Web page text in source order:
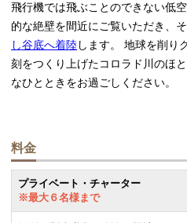
飛行機では飛ぶことのできない低
的な絶壁を間近にご覧いただき、
し谷底へ着陸します。 地球を削り
刻をつくり上げたコロラド川のほ
なひとときをお過ごしください。
グランドキャニオンは何億年も前
を削り続けているコロラド川のほ
グランドキャニオンを見上げると
ずにはいられません。 そこは同じ
料金
プライベート・チャーター
※最大６名様まで